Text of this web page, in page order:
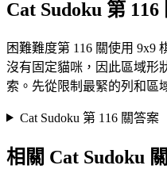
Cat Sudoku 第 116
困難難度第 116 關使用 9x9
沒有固定貓咪，因此區域形
索。先從限制最緊的列和區
Cat Sudoku 第 116 關答案
相關 Cat Sudoku